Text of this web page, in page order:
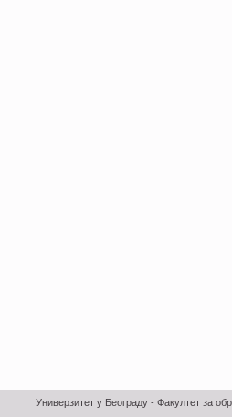
Универзитет у Београду - Факултет за